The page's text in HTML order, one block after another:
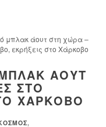
μπλακ άουτ στη χώρα –
εκρήξεις στο Χάρκοβο
ΆΟΥΤ
ΣΤΟ
ΧΆΡΚΟΒΟ
,